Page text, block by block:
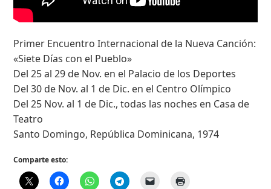
Primer Encuentro Internacional de la Nueva Canción:
«Siete Días con el Pueblo»
Del 25 al 29 de Nov. en el Palacio de los Deportes
Del 30 de Nov. al 1 de Dic. en el Centro Olímpico
Del 25 Nov. al 1 de Dic., todas las noches en Casa de
Teatro
Santo Domingo, República Dominicana, 1974
Comparte esto: